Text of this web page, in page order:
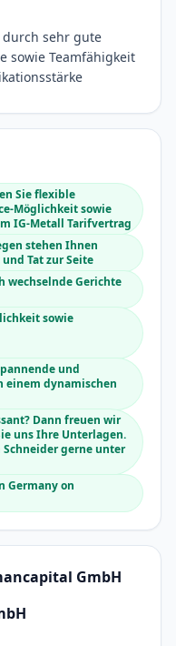
sehr gute
sowie Teamfähigkeit
Sie flexible
Möglichkeit sowie
IG-Metall Tarifvertrag
stehen Ihnen
Tat zur Seite
wechselnde Gerichte
sowie
und
einem dynamischen
Dann freuen wir
uns Ihre Unterlagen.
gerne unter
Germany on
GmbH